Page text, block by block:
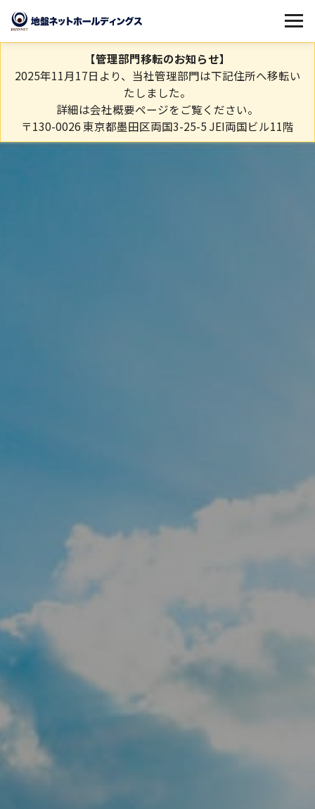
【管理部門移転のお知らせ】
2025年11月17日より、当社管理部門は下記住所へ移転い
たしました。
詳細は会社概要ページをご覧ください。
〒130-0026 東京都墨田区両国3-25-5 JEI両国ビル11階